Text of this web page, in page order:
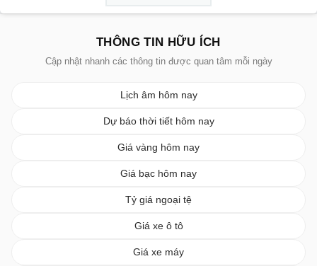
THÔNG TIN HỮU ÍCH
Cập nhật nhanh các thông tin được quan tâm mỗi ngày
Lịch âm hôm nay
Dự báo thời tiết hôm nay
Giá vàng hôm nay
Giá bạc hôm nay
Tỷ giá ngoại tệ
Giá xe ô tô
Giá xe máy